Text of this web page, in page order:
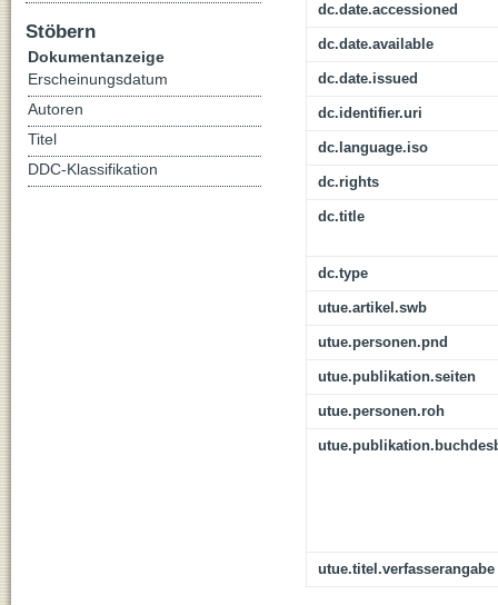
dc.date.accessioned
dc.date.available
dc.date.issued
dc.identifier.uri
dc.language.iso
dc.rights
dc.title
dc.type
utue.artikel.swb
utue.personen.pnd
utue.publikation.seiten
utue.personen.roh
utue.titel.verfasserangabe
Stöbern
Dokumentanzeige
Erscheinungsdatum
Autoren
Titel
DDC-Klassifikation